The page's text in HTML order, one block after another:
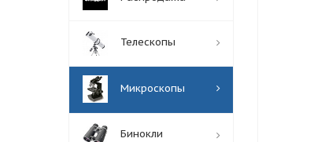
Телескопы
Микроскопы
Бинокли